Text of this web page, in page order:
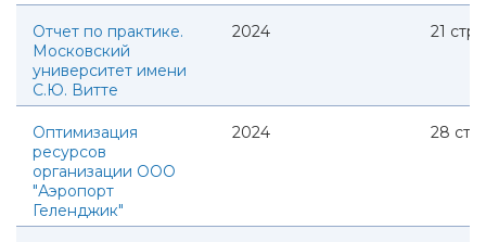
Отчет по практике.
Московский
университет имени
С.Ю. Витте
2024 21 стр.
Оптимизация
ресурсов
организации ООО
"Аэропорт
Геленджик"
2024 28 стр.